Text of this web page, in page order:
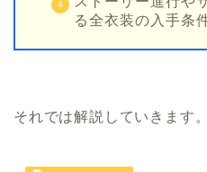
る全衣装の入手条
それでは解説していきます。